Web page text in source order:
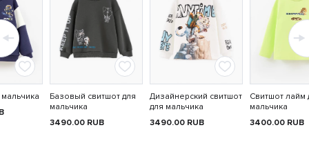
Базовый свитшот для
мальчика
3490.00 RUB
Дизайнерский свитшот
для мальчика
3490.00 RUB
Свитшот лайм
мальчика
3400.00 RUB